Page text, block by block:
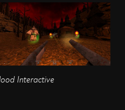
Interactive